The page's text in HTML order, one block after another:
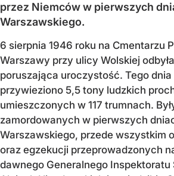
przez Niemców w pierwszych
Warszawskiego.
6 sierpnia 1946 roku na Cmentarzu
Warszawy przy ulicy Wolskiej
poruszająca uroczystość. Tego dnia
przywieziono 5,5 tony ludzkich
umieszczonych w 117 trumnach.
zamordowanych w pierwszych
Warszawskiego, przede wszystkim
oraz egzekucji przeprowadzonych
dawnego Generalnego Inspektoratu